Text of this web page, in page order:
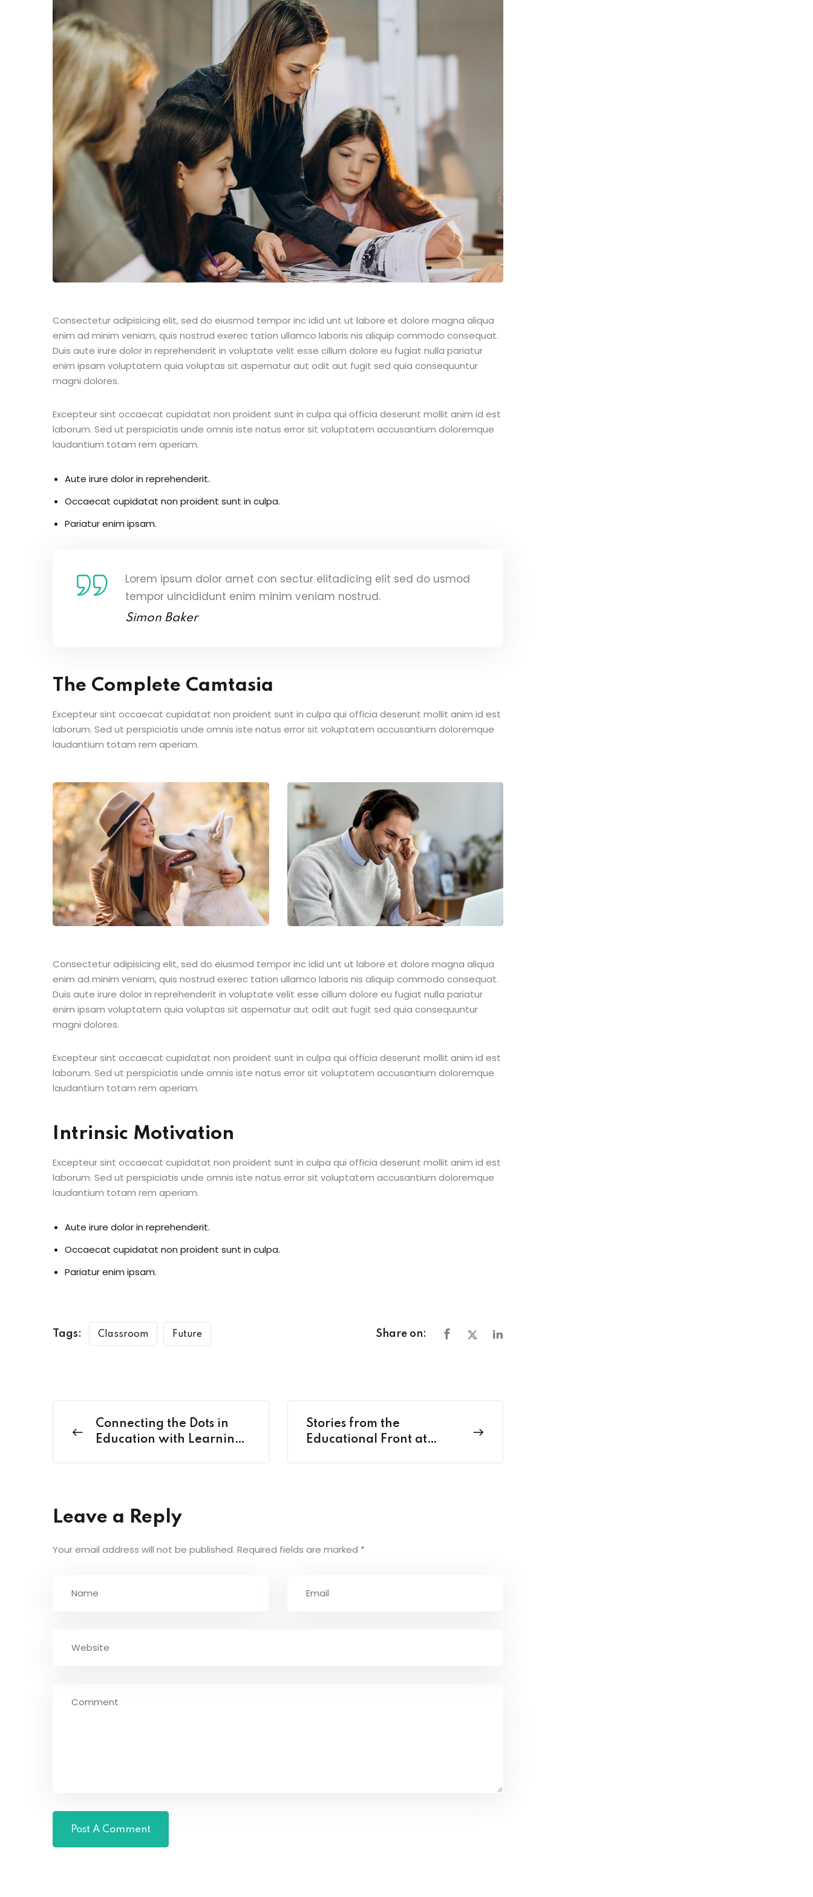
Consectetur adipisicing elit, sed do eiusmod tempor inc idid unt ut labore et dolore magna aliqua
enim ad minim veniam, quis nostrud exerec tation ullamco laboris nis aliquip commodo consequat.
Duis aute irure dolor in reprehenderit in voluptate velit esse cillum dolore eu fugiat nulla pariatur
enim ipsam voluptatem quia voluptas sit aspernatur aut odit aut fugit sed quia consequuntur
magni dolores.
Excepteur sint occaecat cupidatat non proident sunt in culpa qui officia deserunt mollit anim id est
laborum. Sed ut perspiciatis unde omnis iste natus error sit voluptatem accusantium doloremque
laudantium totam rem aperiam.
Aute irure dolor in reprehenderit.
Occaecat cupidatat non proident sunt in culpa.
Pariatur enim ipsam.
Lorem ipsum dolor amet con sectur elitadicing elit sed do usmod
tempor uincididunt enim minim veniam nostrud.
Simon Baker
The Complete Camtasia
Excepteur sint occaecat cupidatat non proident sunt in culpa qui officia deserunt mollit anim id est
laborum. Sed ut perspiciatis unde omnis iste natus error sit voluptatem accusantium doloremque
laudantium totam rem aperiam.
Consectetur adipisicing elit, sed do eiusmod tempor inc idid unt ut labore et dolore magna aliqua
enim ad minim veniam, quis nostrud exerec tation ullamco laboris nis aliquip commodo consequat.
Duis aute irure dolor in reprehenderit in voluptate velit esse cillum dolore eu fugiat nulla pariatur
enim ipsam voluptatem quia voluptas sit aspernatur aut odit aut fugit sed quia consequuntur
magni dolores.
Excepteur sint occaecat cupidatat non proident sunt in culpa qui officia deserunt mollit anim id est
laborum. Sed ut perspiciatis unde omnis iste natus error sit voluptatem accusantium doloremque
laudantium totam rem aperiam.
Intrinsic Motivation
Excepteur sint occaecat cupidatat non proident sunt in culpa qui officia deserunt mollit anim id est
laborum. Sed ut perspiciatis unde omnis iste natus error sit voluptatem accusantium doloremque
laudantium totam rem aperiam.
Aute irure dolor in reprehenderit.
Occaecat cupidatat non proident sunt in culpa.
Pariatur enim ipsam.
Tags: Classroom Future Share on:
Connecting the Dots in
Education with Learning
Stories from the
Educational Front at
Leave a Reply
Your email address will not be published. Required fields are marked *
Remember me